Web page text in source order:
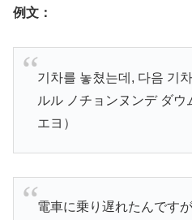
例文：
기차를 놓쳤는데, 다음 기
ルル ノチョンヌンデ ダウ
エヨ）
電車に乗り遅れたんです